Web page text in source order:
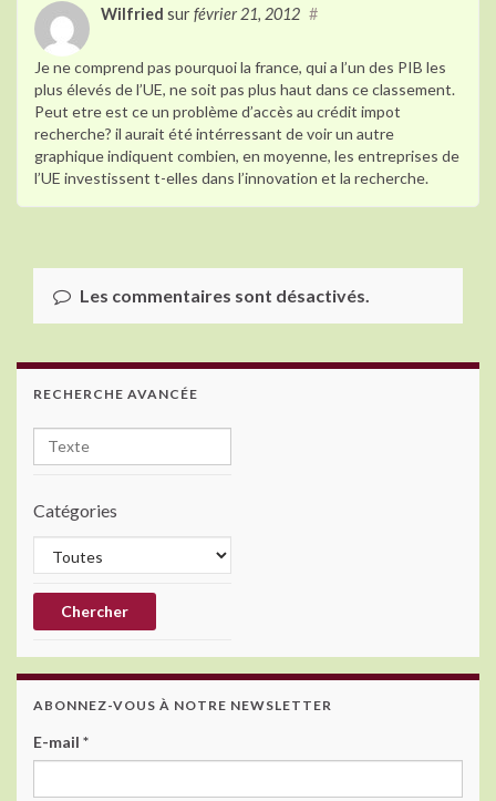
Wilfried sur février 21, 2012 #
Je ne comprend pas pourquoi la france, qui a l’un des PIB les
plus élevés de l’UE, ne soit pas plus haut dans ce classement.
Peut etre est ce un problème d’accès au crédit impot
recherche? il aurait été intérressant de voir un autre
graphique indiquent combien, en moyenne, les entreprises de
l’UE investissent t-elles dans l’innovation et la recherche.
Les commentaires sont désactivés.
RECHERCHE AVANCÉE
Catégories
ABONNEZ-VOUS À NOTRE NEWSLETTER
E-mail *